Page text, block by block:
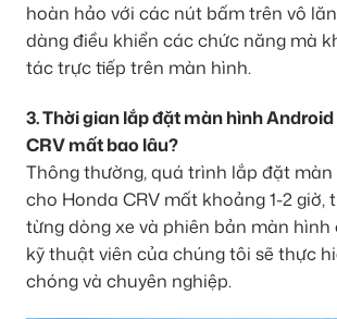
hoàn hảo với các nút bấm trên vô
dàng điều khiển các chức năng mà
tác trực tiếp trên màn hình.
3. Thời gian lắp đặt màn hình
CRV mất bao lâu?
Thông thường, quá trình lắp đặt
cho Honda CRV mất khoảng 1-2 giờ,
từng dòng xe và phiên bản màn
kỹ thuật viên của chúng tôi sẽ thực
chóng và chuyên nghiệp.